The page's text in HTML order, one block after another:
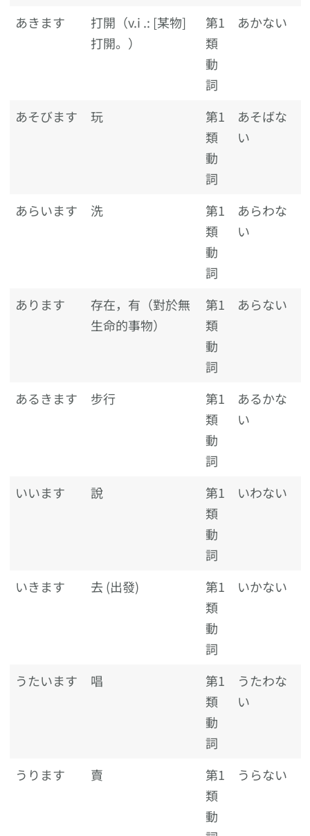
あきます
打開（v.i .: [某物]
打開。）
第1
類
動
詞
あかない
あそびます 玩
第1
類
動
詞
あそばな
い
あらいます 洗
第1
類
動
詞
あらわな
い
あります
存在，有（對於無
生命的事物）
第1
類
動
詞
あらない
あるきます 步行
第1
類
動
詞
あるかな
い
いいます 說
第1
類
動
詞
いわない
いきます 去 (出發)
第1
類
動
詞
いかない
うたいます 唱
第1
類
動
詞
うたわな
い
うります 賣
第1
類
動
うらない